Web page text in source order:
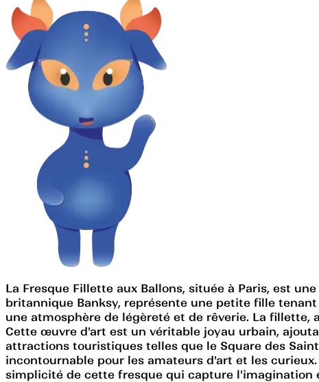
La Fresque Fillette aux Ballons, située à Paris, est
britannique Banksy, représente une petite fille
une atmosphère de légèreté et de rêverie. La
Cette œuvre d'art est un véritable joyau urbain,
attractions touristiques telles que le Square des
incontournable pour les amateurs d'art et les
simplicité de cette fresque qui capture l'imagination